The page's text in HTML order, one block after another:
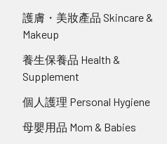
護膚・美妝產品 Skincare &
Makeup
養生保養品 Health &
Supplement
個人護理 Personal Hygiene
母嬰用品 Mom & Babies